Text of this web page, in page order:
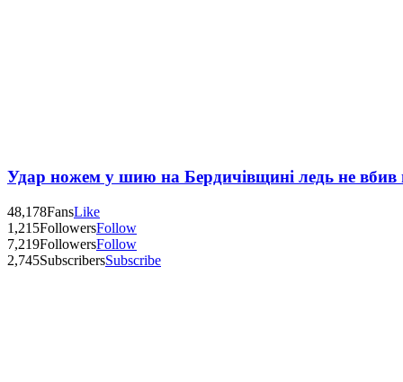
Удар ножем у шию на Бердичівщині ледь не вбив
48,178FansLike
1,215FollowersFollow
7,219FollowersFollow
2,745SubscribersSubscribe